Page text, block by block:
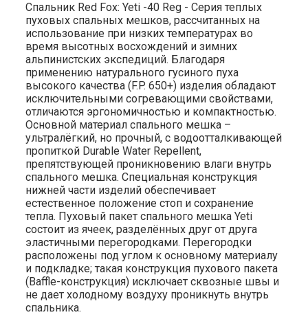
Спальник Red Fox: Yeti -40 Reg - Серия теплых
пуховых спальных мешков, рассчитанных на
использование при низких температурах во
время высотных восхождений и зимних
альпинистских экспедиций. Благодаря
применению натурального гусиного пуха
высокого качества (F.P. 650+) изделия обладают
исключительными согревающими свойствами,
отличаются эргономичностью и компактностью.
Основной материал спального мешка –
ультралёгкий, но прочный, с водоотталкивающей
пропиткой Durable Water Repellent,
препятствующей проникновению влаги внутрь
спального мешка. Специальная конструкция
нижней части изделий обеспечивает
естественное положение стоп и сохранение
тепла. Пуховый пакет спального мешка Yeti
состоит из ячеек, разделённых друг от друга
эластичными перегородками. Перегородки
расположены под углом к основному материалу
и подкладке; такая конструкция пухового пакета
(Baffle-конструкция) исключает сквозные швы и
не дает холодному воздуху проникнуть внутрь
спальника.